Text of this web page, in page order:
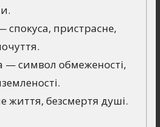
спокуса, пристрасне,
символ обмеженості,
життя, безсмертя душі.